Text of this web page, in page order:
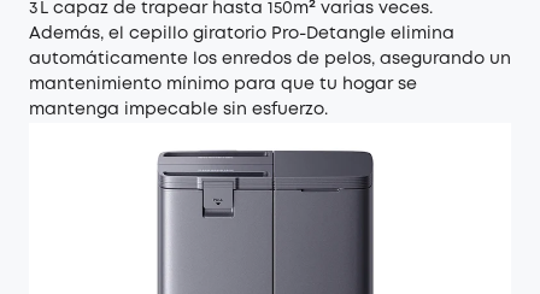
3 L capaz de trapear hasta 150m² varias veces.
Además, el cepillo giratorio Pro-Detangle elimina
automáticamente los enredos de pelos, asegurando un
mantenimiento mínimo para que tu hogar se
mantenga impecable sin esfuerzo.